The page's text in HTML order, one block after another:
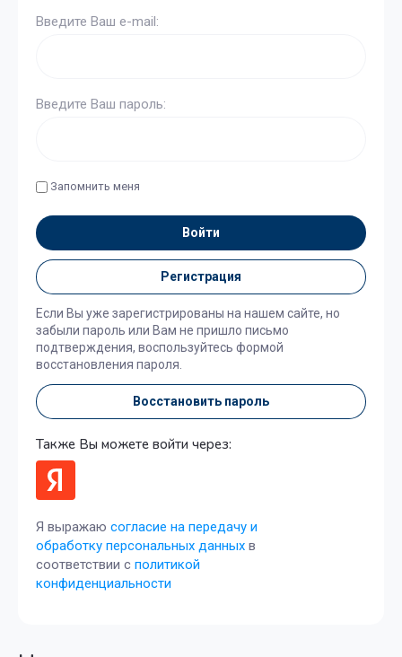
Введите Ваш e-mail:
Введите Ваш пароль:
Запомнить меня
Войти
Регистрация
Если Вы уже зарегистрированы на нашем сайте, но
забыли пароль или Вам не пришло письмо
подтверждения, воспользуйтесь формой
восстановления пароля.
Восстановить пароль
Также Вы можете войти через:
Я выражаю согласие на передачу и
обработку персональных данных в
соответствии с политикой
конфиденциальности